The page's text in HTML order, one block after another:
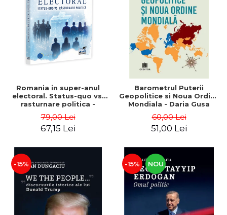
ADMINISTRATIVE
ȘTIINȚE ECONOMICE
ȘTIINȚE EXACTE
EDUCAȚIE FIZICĂ ȘI SPORT
PREUNIVERSITARIA
ÎN CURS DE APARIȚIE
NOUTĂȚI
PACHETE DE STUDIU
PROMOȚIILE LUNII
ULTIMELE EXEMPLARE
Cum Cumpăr
Livrare
Politica de Retur
Formular de Retur
Romania in super-anul
electoral. Status-quo vs.
rasturnare politica -
Buti
79,00 Lei
67,15 Lei
Barometrul Puterii
Geopolitice si Noua Ordine
Mondiala - Daria Gusa
60,00 Lei
51,00 Lei
-15% -15% NOU